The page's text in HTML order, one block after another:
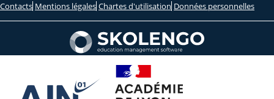
Contacts Mentions légales Chartes d'utilisation Données personnelles